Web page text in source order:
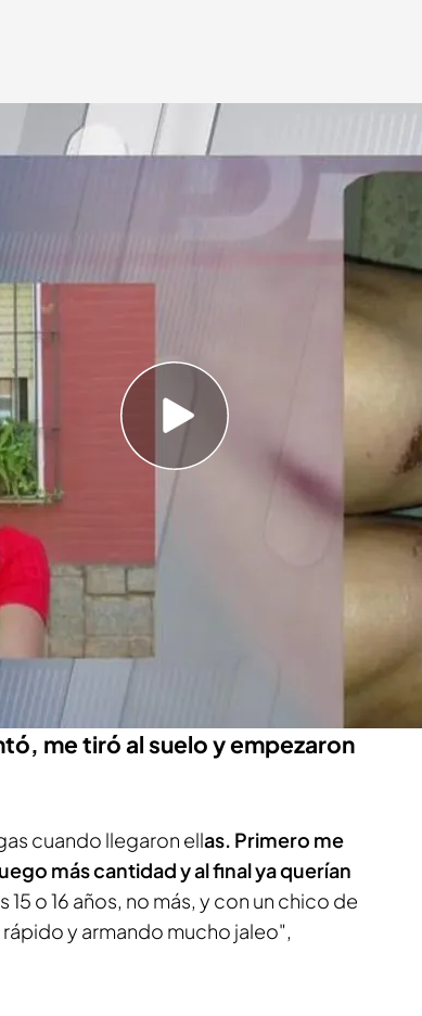
en Sevilla.
sevillano donde realizaban los
pandilla
compuesta en su mayoría
dedicaba a agredir y robar a mujeres
en Sevilla.
ha entrado en directo este
de todos'
para contarnos la
y el miedo que pasó durante toda la
Sevilla: "Cuando me negué a
me tiró al suelo y empezaron
cuando llegaron ellas. Primero me
más cantidad y al final ya querían
o 16 años, no más, y con un chico de
y armando mucho jaleo",